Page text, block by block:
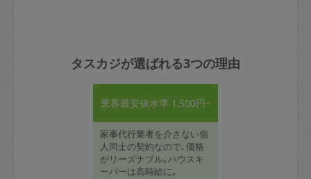
タスカジが選ばれる3つの理由
業界最安値水準 1,500円~
家事代行業者を介さない個
人同士の契約なので､価格
がリーズナブル｡ハウスキ
ーパーは高時給に｡